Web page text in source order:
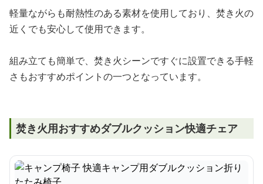
軽量ながらも耐熱性のある素材を使用しており、焚き火の
近くでも安心して使用できます。
組み立ても簡単で、焚き火シーンですぐに設置できる手軽
さもおすすめポイントの一つとなっています。
焚き火用おすすめダブルクッション快適チェア